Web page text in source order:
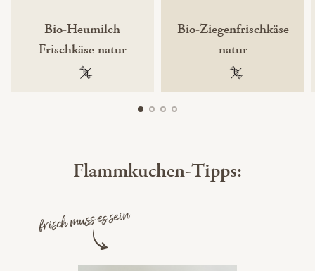
Bio-Heumilch
Frischkäse natur
100 % gentechnikfrei
Bio-Ziegenfrischkäse
natur
100 %
Flammkuchen-Tipps:
frisch muss es sein